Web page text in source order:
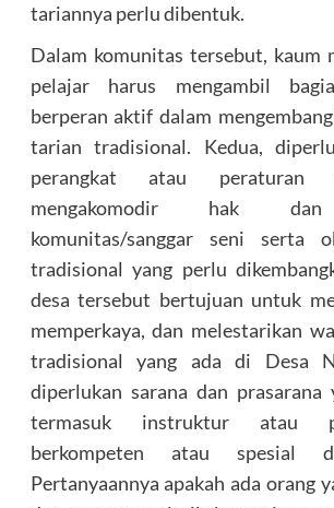
tariannya perlu dibentuk.
Dalam komunitas tersebut, kaum
pelajar harus mengambil
berperan aktif dalam
tarian tradisional. Kedua,
perangkat atau peraturan
mengakomodir hak dan
komunitas/sanggar seni serta
tradisional yang perlu
desa tersebut bertujuan untuk
memperkaya, dan melestarikan
tradisional yang ada di Desa
diperlukan sarana dan prasarana
termasuk instruktur atau
berkompeten atau spesial
Pertanyaannya apakah ada orang